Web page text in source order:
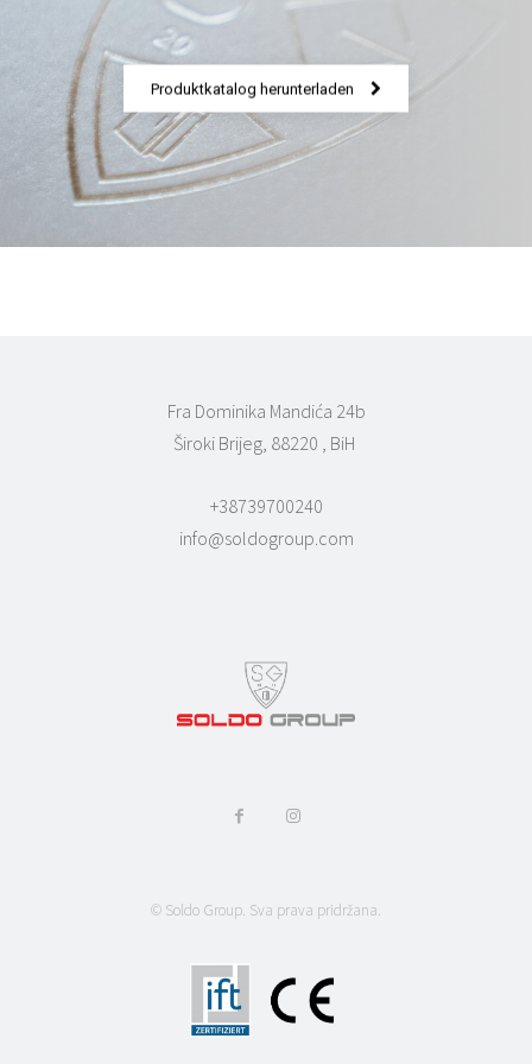
Produktkatalog herunterladen
Fra Dominika Mandića 24b
Široki Brijeg, 88220 , BiH
+38739700240
info@soldogroup.com
© Soldo Group. Sva prava pridržana.